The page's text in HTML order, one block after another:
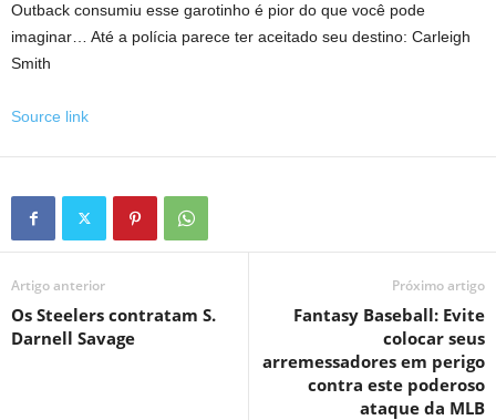
Outback consumiu esse garotinho é pior do que você pode
imaginar… Até a polícia parece ter aceitado seu destino: Carleigh
Smith
Source link
Artigo anterior
Os Steelers contratam S.
Darnell Savage
Próximo artigo
Fantasy Baseball: Evite
colocar seus
arremessadores em perigo
contra este poderoso
ataque da MLB